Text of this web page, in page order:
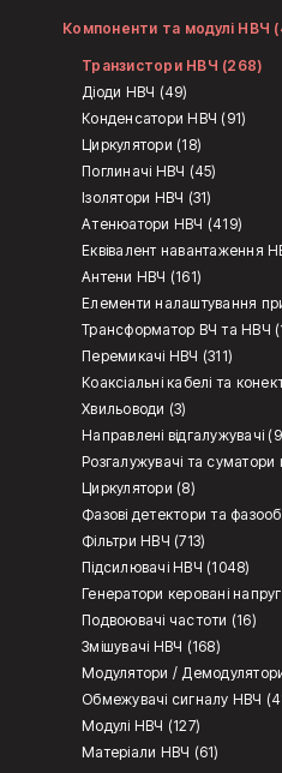
Компоненти та модулі НВЧ
Транзистори НВЧ (268)
Діоди НВЧ (49)
Конденсатори НВЧ (91)
Циркулятори (18)
Поглиначі НВЧ (45)
Ізолятори НВЧ (31)
Атенюатори НВЧ (419)
Еквівалент навантаження
Антени НВЧ (161)
Елементи налаштування
Трансформатор ВЧ та НВЧ
Перемикачі НВЧ (311)
Коаксіальні кабелі та
Хвильоводи (3)
Направлені відгалужувачі
Розгалужувачі та суматори
Циркулятори (8)
Фазові детектори та
Фільтри НВЧ (713)
Підсилювачі НВЧ (1048)
Генератори керовані
Подвоювачі частоти (16)
Змішувачі НВЧ (168)
Модулятори /
Обмежувачі сигналу НВЧ
Модулі НВЧ (127)
Матеріали НВЧ (61)